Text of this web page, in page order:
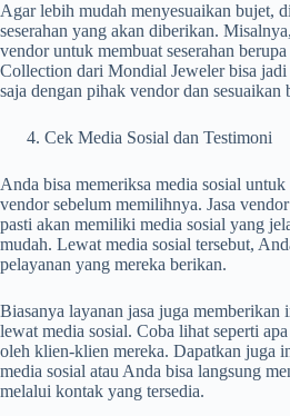
Agar lebih mudah menyesuaikan bujet,
seserahan yang akan diberikan.
vendor untuk membuat seserahan
Collection dari Mondial Jeweler bisa
saja dengan pihak vendor dan
Cek Media Sosial dan Testimoni
Anda bisa memeriksa media sosial
vendor sebelum memilihnya. Jasa vendor
pasti akan memiliki media sosial yang
mudah. Lewat media sosial tersebut,
pelayanan yang mereka berikan.
Biasanya layanan jasa juga memberikan
lewat media sosial. Coba lihat seperti
oleh klien-klien mereka. Dapatkan juga
media sosial atau Anda bisa langsung
melalui kontak yang tersedia.